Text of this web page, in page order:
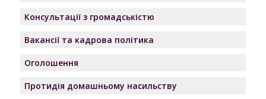
Консультації з громадськістю
Вакансії та кадрова політика
Оголошення
Протидія домашньому насильству